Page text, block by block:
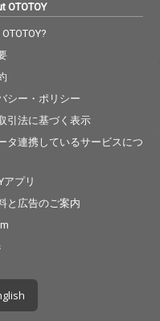
OTOTOY
シー・ポリシー
引法に基づく表示
タ連携しているサービスにつ
アプリ
と広告のご案内